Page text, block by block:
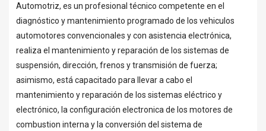
Automotriz, es un profesional técnico competente en el
diagnóstico y mantenimiento programado de los vehiculos
automotores convencionales y con asistencia electrónica,
realiza el mantenimiento y reparación de los sistemas de
suspensión, dirección, frenos y transmisión de fuerza;
asimismo, está capacitado para llevar a cabo el
mantenimiento y reparación de los sistemas eléctrico y
electrónico, la configuración electronica de los motores de
combustion interna y la conversión del sistema de